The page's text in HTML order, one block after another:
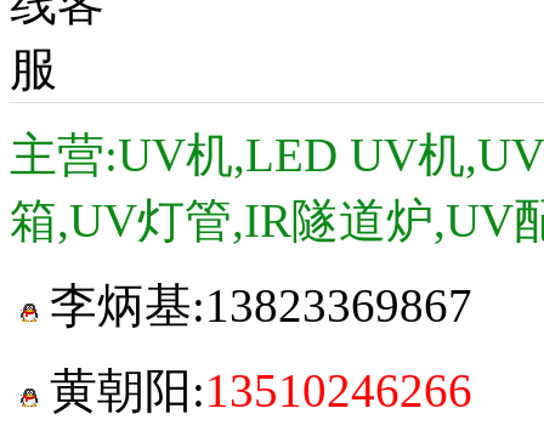
主营:UV机,LED UV机
箱,UV灯管,IR隧道炉,UV
李炳基:13823369867
黄朝阳:13510246266